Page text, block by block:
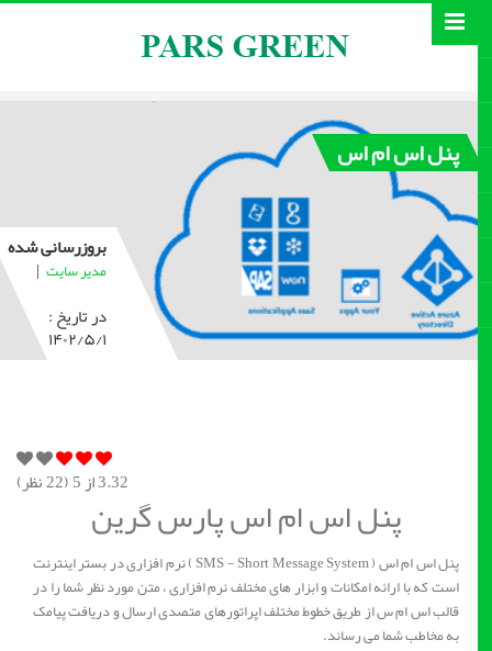
پنل اس ام اس
بروزرسانی شده
مدیر سایت |
در تاریخ :
۱۴۰۲/۵/۱
3.32از 5 ( 22نظر)
پنل اس ام اس پارس گرین
پنل اس ام اس ( SMS - Short Message System ) نرم افزاری در بستر اینترنت
است که با ارائه امکانات و ابزار های مختلف نرم افزاری ، متن مورد نظر شما را در
قالب اس ام س از طریق خطوط مختلف اپراتورهای متصدی ارسال و دریافت پیامک
به مخاطب شما می رساند.